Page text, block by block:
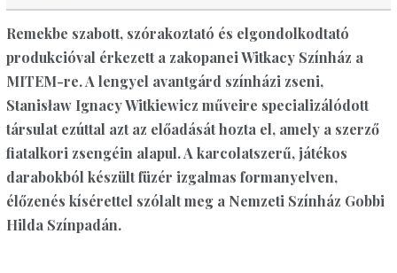
Remekbe szabott, szórakoztató és elgondolkodtató
produkcióval érkezett a zakopanei Witkacy Színház a
MITEM-re. A lengyel avantgárd színházi zseni,
Stanisław Ignacy Witkiewicz műveire specializálódott
társulat ezúttal azt az előadását hozta el, amely a szerző
fiatalkori zsengéin alapul. A karcolatszerű, játékos
darabokból készült füzér izgalmas formanyelven,
élőzenés kísérettel szólalt meg a Nemzeti Színház Gobbi
Hilda Színpadán.